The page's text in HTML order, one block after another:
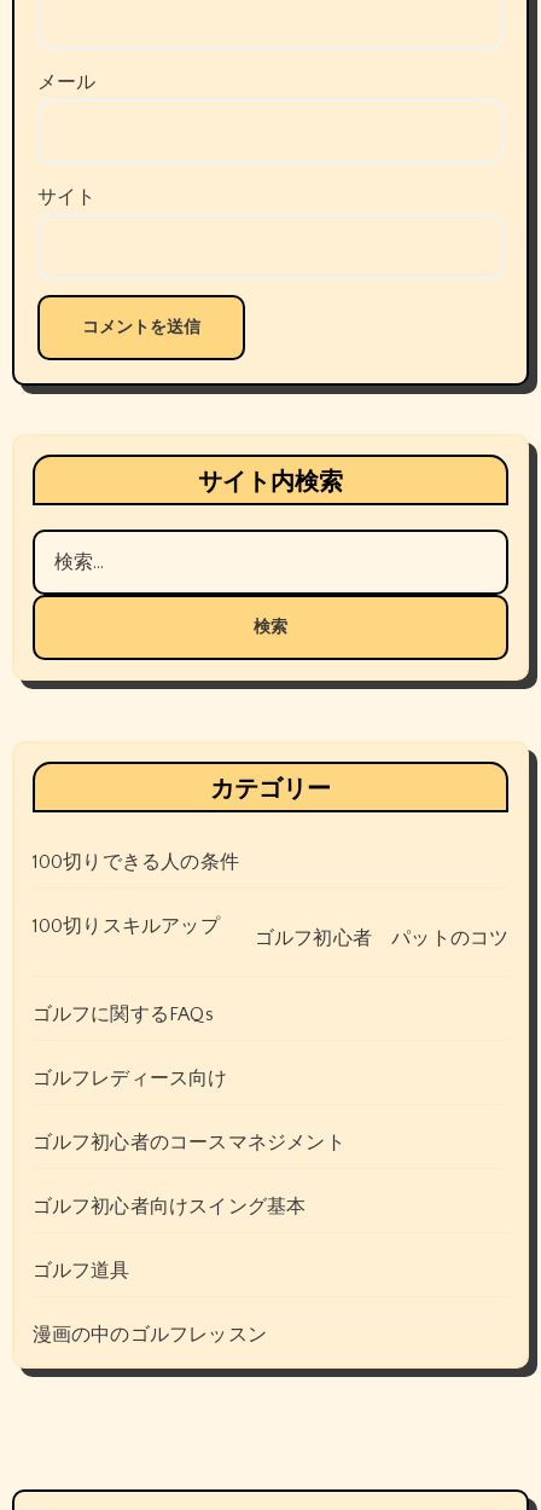
メール
サイト
サイト内検索
検
索:
カテゴリー
100切りできる人の条件
100切りスキルアップ
ゴルフ初心者 パットのコツ
ゴルフに関するFAQs
ゴルフレディース向け
ゴルフ初心者のコースマネジメント
ゴルフ初心者向けスイング基本
ゴルフ道具
漫画の中のゴルフレッスン